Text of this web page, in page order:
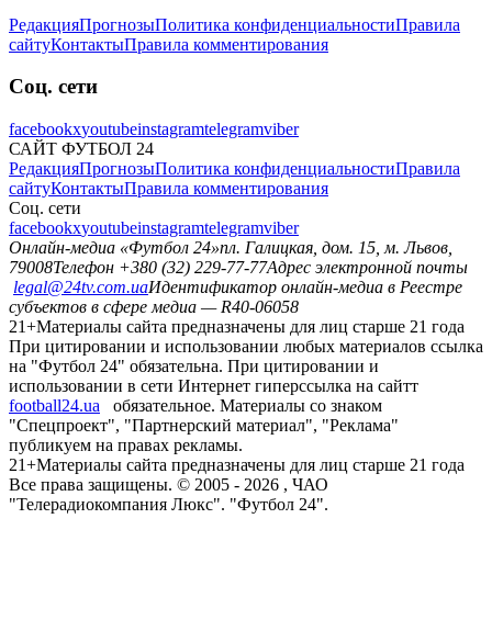
РедакцияПрогнозыПолитика конфиденциальностиПравила
сайтуКонтактыПравила комментирования
Соц. сети
facebookxyoutubeinstagramtelegramviber
САЙТ ФУТБОЛ 24
РедакцияПрогнозыПолитика конфиденциальностиПравила
сайтуКонтактыПравила комментирования
Соц. сети
facebookxyoutubeinstagramtelegramviber
Онлайн-медиа «Футбол 24»пл. Галицкая, дом. 15, м. Львов,
79008Телефон +380 (32) 229-77-77Адрес электронной почты
legal@24tv.com.uaИдентификатор онлайн-медиа в Реестре
субъектов в сфере медиа — R40-06058
21+Материалы сайта предназначены для лиц старше 21 года
При цитировании и использовании любых материалов ссылка
на "Футбол 24" обязательна. При цитировании и
использовании в сети Интернет гиперссылка на сайтт
football24.ua
обязательное. Материалы со знаком
"Спецпроект", "Партнерский материал", "Реклама"
публикуем на правах рекламы.
21+Материалы сайта предназначены для лиц старше 21 года
Все права защищены. © 2005 - 2026 , ЧАО
"Телерадиокомпания Люкс". "Футбол 24".